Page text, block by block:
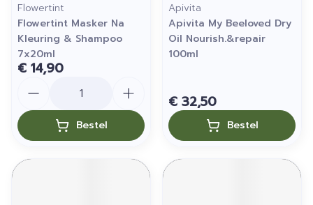
Flowertint
Flowertint Masker Na
Kleuring & Shampoo
7x20ml
€ 14,90
Bestel
Apivita
Apivita My Beeloved Dry
Oil Nourish.&repair
100ml
€ 32,50
Bestel